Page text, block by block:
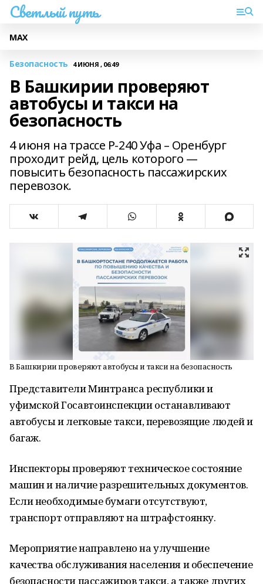
Светлый путь
МАХ
Безопасность 4 ИЮНЯ , 06:49
В Башкирии проверяют
автобусы и такси на
безопасность
4 июня на трассе Р-240 Уфа – Оренбург
проходит рейд, цель которого —
повысить безопасность пассажирских
перевозок.
В Башкирии проверяют автобусы и такси на безопасность
Представители Минтранса республики и
уфимской Госавтоинспекции останавливают
автобусы и легковые такси, перевозящие людей и
багаж.
Инспекторы проверяют техническое состояние
машин и наличие разрешительных документов.
Если необходимые бумаги отсутствуют,
транспорт отправляют на штрафстоянку.
Мероприятие направлено на улучшение
качества обслуживания населения и обеспечение
безопасности пассажиров такси, а также других